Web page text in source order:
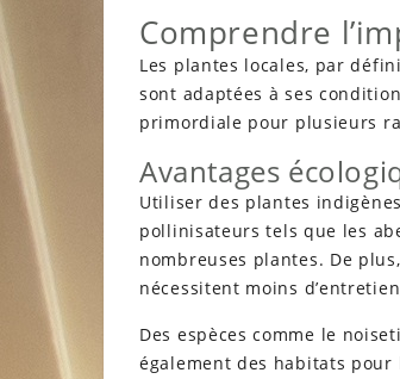
Comprendre
Les plantes locales, par
sont adaptées à ses
primordiale pour plusieurs
Avantages
Utiliser des plantes
pollinisateurs tels que les
nombreuses plantes. De
nécessitent moins
Des espèces comme le
également des habitats